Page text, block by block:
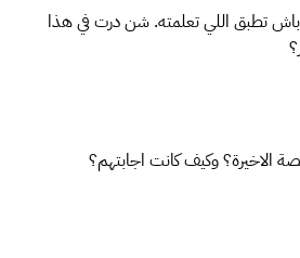
باش تطبق اللي تعلمته. شن درت في هذا
وكيف كانت اجابتهم؟